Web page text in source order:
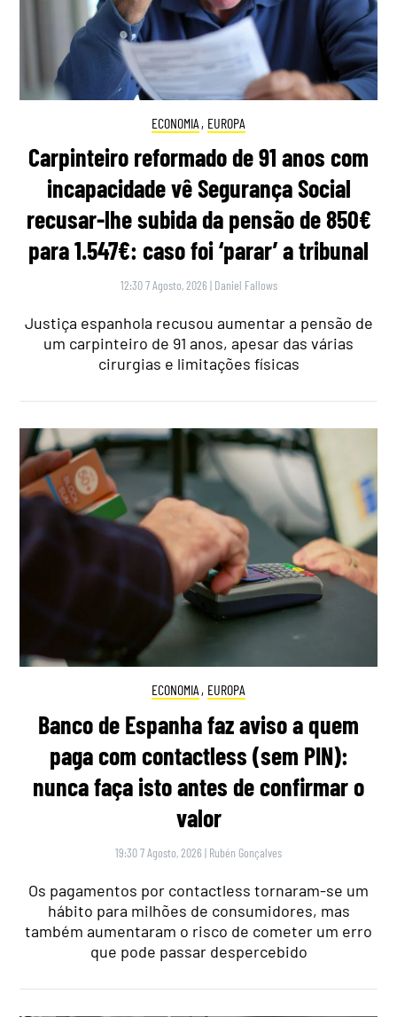
ECONOMIA , EUROPA
Carpinteiro reformado de 91 anos com
incapacidade vê Segurança Social
recusar-lhe subida da pensão de 850€
para 1.547€: caso foi ‘parar’ a tribunal
12:30 7 Agosto, 2026 | Daniel Fallows
Justiça espanhola recusou aumentar a pensão de
um carpinteiro de 91 anos, apesar das várias
cirurgias e limitações físicas
ECONOMIA , EUROPA
Banco de Espanha faz aviso a quem
paga com contactless (sem PIN):
nunca faça isto antes de confirmar o
valor
19:30 7 Agosto, 2026 | Rubén Gonçalves
Os pagamentos por contactless tornaram-se um
hábito para milhões de consumidores, mas
também aumentaram o risco de cometer um erro
que pode passar despercebido